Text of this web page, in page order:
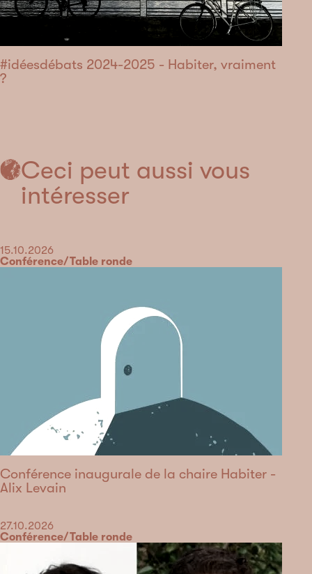
#idéesdébats 2024-2025 - Habiter, vraiment
?
Ceci peut aussi vous
intéresser
Date
15.10.2026
Catégorie
Conférence/Table ronde
Conférence inaugurale de la chaire Habiter -
Alix Levain
Date
27.10.2026
Catégorie
Conférence/Table ronde